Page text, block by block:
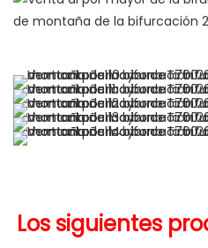
Los siguientes